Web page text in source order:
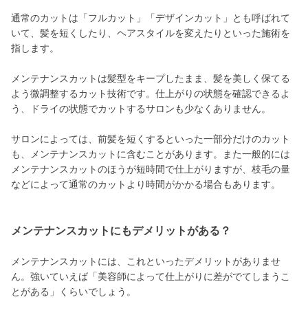
通常のカットは「フルカット」「デザインカット」とも呼ばれて
いて、髪を短くしたり、ヘアスタイルを変えたりといった施術を
指します。
メンテナンスカットは髪型をキープしたまま、髪を美しく保てる
よう微調整するカット技術です。仕上がりの状態を確認できるよ
う、ドライの状態でカットするサロンも少なくありません。
サロンによっては、前髪を短くするといった一部分だけのカット
も、メンテナンスカットに含むことがあります。また一般的には
メンテナンスカットのほうが短時間で仕上がりますが、枝毛の量
などによって通常のカットより時間がかかる場合もあります。
メンテナンスカットにもデメリットがある？
メンテナンスカットには、これといったデメリットがありませ
ん。強いていえば「美容師によって仕上がりに差がでてしまうこ
とがある」くらいでしょう。